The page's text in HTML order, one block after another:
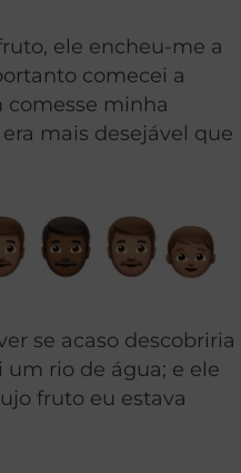
ele encheu-me a
comecei a
minha
mais desejável que
se acaso descobriria
rio de água; e ele
fruto eu estava